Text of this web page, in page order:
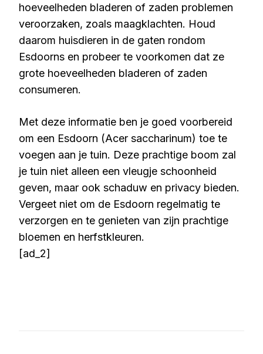
hoeveelheden bladeren of zaden problemen
veroorzaken, zoals maagklachten. Houd
daarom huisdieren in de gaten rondom
Esdoorns en probeer te voorkomen dat ze
grote hoeveelheden bladeren of zaden
consumeren.
Met deze informatie ben je goed voorbereid
om een Esdoorn (Acer saccharinum) toe te
voegen aan je tuin. Deze prachtige boom zal
je tuin niet alleen een vleugje schoonheid
geven, maar ook schaduw en privacy bieden.
Vergeet niet om de Esdoorn regelmatig te
verzorgen en te genieten van zijn prachtige
bloemen en herfstkleuren.
[ad_2]